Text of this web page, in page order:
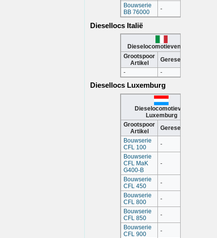
Bouwserie
BB 76000
-
Diesellocs Italië
Dieselocomotieven Italië
Grootspoor
Artikel
Gereserveerd
-
-
Diesellocs Luxemburg
Dieselocomotieven
Luxemburg
Grootspoor
Artikel
Gereserveerd
Bouwserie
CFL 100
-
Bouwserie
CFL MaK
G400-B
-
Bouwserie
CFL 450
-
Bouwserie
CFL 800
-
Bouwserie
CFL 850
-
Bouwserie
CFL 900
-